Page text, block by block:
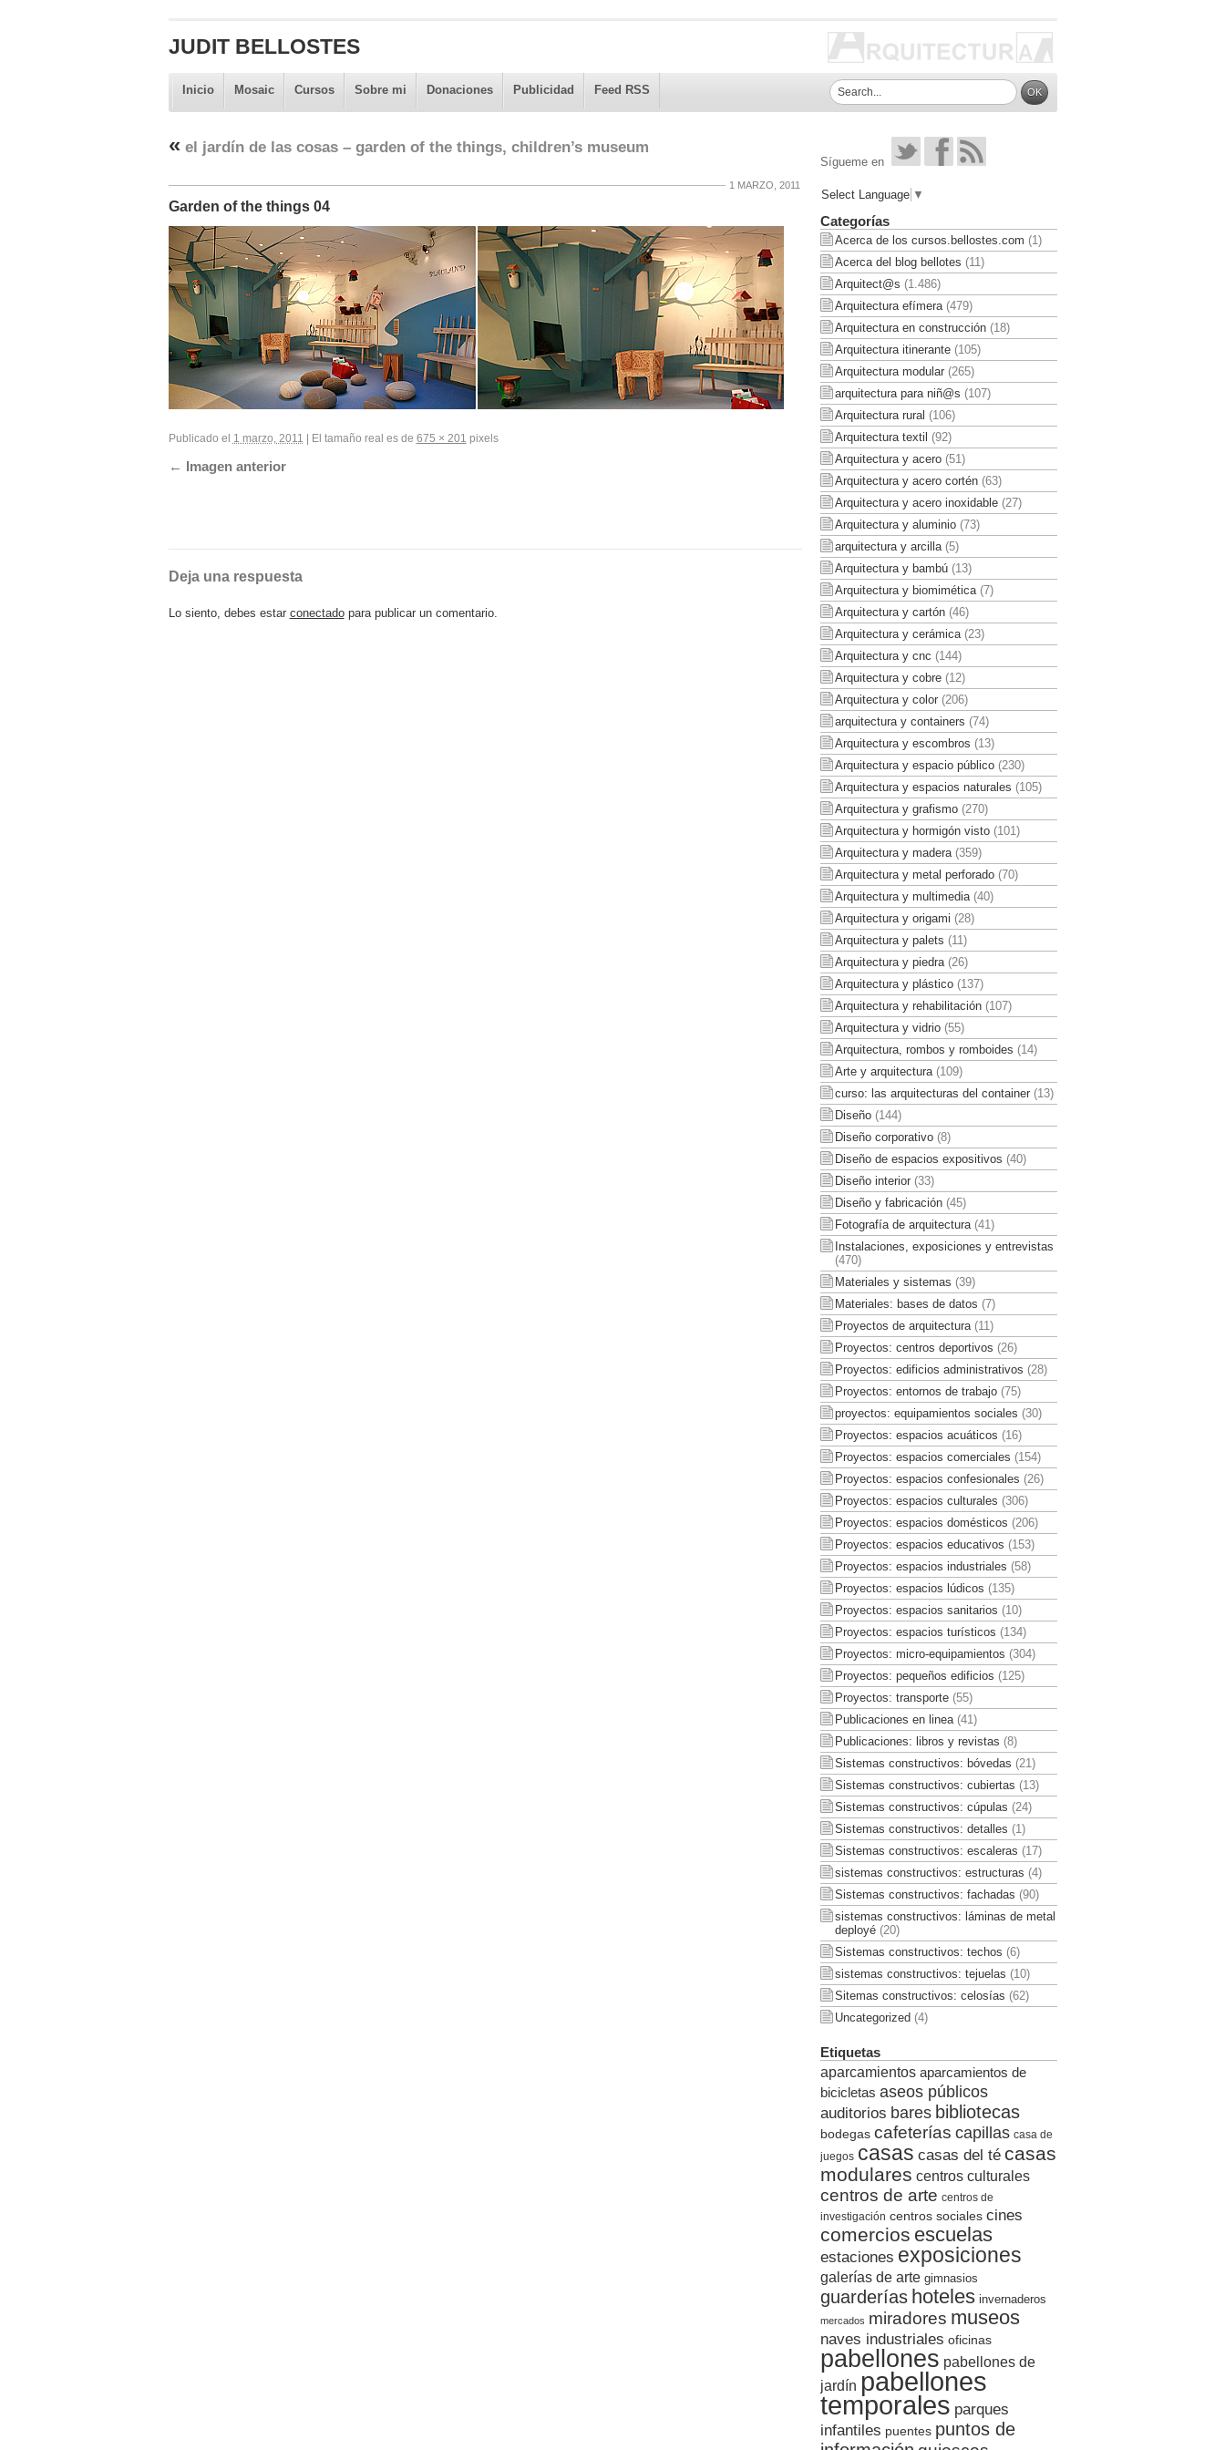
JUDIT BELLOSTES
Inicio Mosaic Cursos Sobre mi Donaciones Publicidad Feed RSS
«el jardín de las cosas – garden of the things, children’s museum
1 MARZO, 2011
Garden of the things 04
Publicado el 1 marzo, 2011 | El tamaño real es de 675 × 201 pixels
Imagen anterior
Deja una respuesta
Lo siento, debes estar conectadopara publicar un comentario.
Sígueme en
Select Language ▼
Categorías
Acerca de los cursos.bellostes.com (1)
Acerca del blog bellotes (11)
Arquitect@s (1.486)
Arquitectura efímera(479)
Arquitectura en construcción(18)
Arquitectura itinerante(105)
Arquitectura modular(265)
arquitectura para niñ@s (107)
Arquitectura rural (106)
Arquitectura textil (92)
Arquitectura y acero(51)
Arquitectura y acero cortén(63)
Arquitectura y acero inoxidable(27)
Arquitectura y aluminio(73)
arquitectura y arcilla(5)
Arquitectura y bambú(13)
Arquitectura y biomimética(7)
Arquitectura y cartón(46)
Arquitectura y cerámica(23)
Arquitectura y cnc (144)
Arquitectura y cobre(12)
Arquitectura y color(206)
arquitectura y containers (74)
Arquitectura y escombros (13)
Arquitectura y espacio público(230)
Arquitectura y espacios naturales (105)
Arquitectura y grafismo(270)
Arquitectura y hormigón visto(101)
Arquitectura y madera(359)
Arquitectura y metal perforado(70)
Arquitectura y multimedia(40)
Arquitectura y origami (28)
Arquitectura y palets (11)
Arquitectura y piedra(26)
Arquitectura y plástico(137)
Arquitectura y rehabilitación(107)
Arquitectura y vidrio(55)
Arquitectura, rombos y romboides (14)
Arte y arquitectura(109)
curso: las arquitecturas del container(13)
Diseño(144)
Diseño corporativo(8)
Diseño de espacios expositivos (40)
Diseño interior(33)
Diseño y fabricación(45)
Fotografía de arquitectura(41)
Instalaciones, exposiciones y entrevistas
(470)
Materiales y sistemas (39)
Materiales: bases de datos (7)
Proyectos de arquitectura(11)
Proyectos: centros deportivos (26)
Proyectos: edificios administrativos (28)
Proyectos: entornos de trabajo(75)
proyectos: equipamientos sociales (30)
Proyectos: espacios acuáticos (16)
Proyectos: espacios comerciales (154)
Proyectos: espacios confesionales (26)
Proyectos: espacios culturales (306)
Proyectos: espacios domésticos (206)
Proyectos: espacios educativos (153)
Proyectos: espacios industriales (58)
Proyectos: espacios lúdicos (135)
Proyectos: espacios sanitarios (10)
Proyectos: espacios turísticos (134)
Proyectos: micro-equipamientos (304)
Proyectos: pequeños edificios (125)
Proyectos: transporte(55)
Publicaciones en linea(41)
Publicaciones: libros y revistas (8)
Sistemas constructivos: bóvedas (21)
Sistemas constructivos: cubiertas (13)
Sistemas constructivos: cúpulas (24)
Sistemas constructivos: detalles (1)
Sistemas constructivos: escaleras (17)
sistemas constructivos: estructuras (4)
Sistemas constructivos: fachadas (90)
sistemas constructivos: láminas de metal
deployé(20)
Sistemas constructivos: techos (6)
sistemas constructivos: tejuelas (10)
Sitemas constructivos: celosías (62)
Uncategorized (4)
Etiquetas
aparcamientos aparcamientos de
bicicletas aseos públicos
auditorios bares bibliotecas
bodegas cafeterías capillas casa de
juegos casas casas del té casas
modulares centros culturales
centros de arte centros de
investigación centros sociales cines
comercios escuelas
estaciones exposiciones
galerías de arte gimnasios
guarderías hoteles invernaderos
mercados miradores museos
naves industriales oficinas
pabellones pabellones de
jardín pabellones
temporales parques
infantiles puentes puntos de